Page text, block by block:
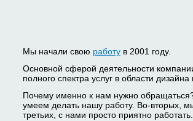
Мы начали свою работув 2001 году.
Основной сферой деятельности
полного спектра услуг в области
Почему именно к нам нужно
умеем делать нашу работу. Во-вторых,
третьих, с нами просто приятно работать.